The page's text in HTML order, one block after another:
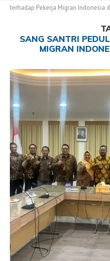
terhadap Pekerja Migran Indonesia
SANG SANTRI
MIGRAN